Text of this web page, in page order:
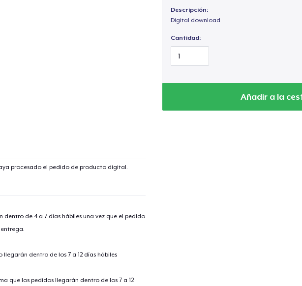
Descripción:
Digital download
Cantidad:
Añadir a la
procesado el pedido de producto digital.
dentro de 4 a 7 días hábiles una vez que el pedido
dentro de los 7 a 12 días hábiles
que los pedidos llegarán dentro de los 7 a 12